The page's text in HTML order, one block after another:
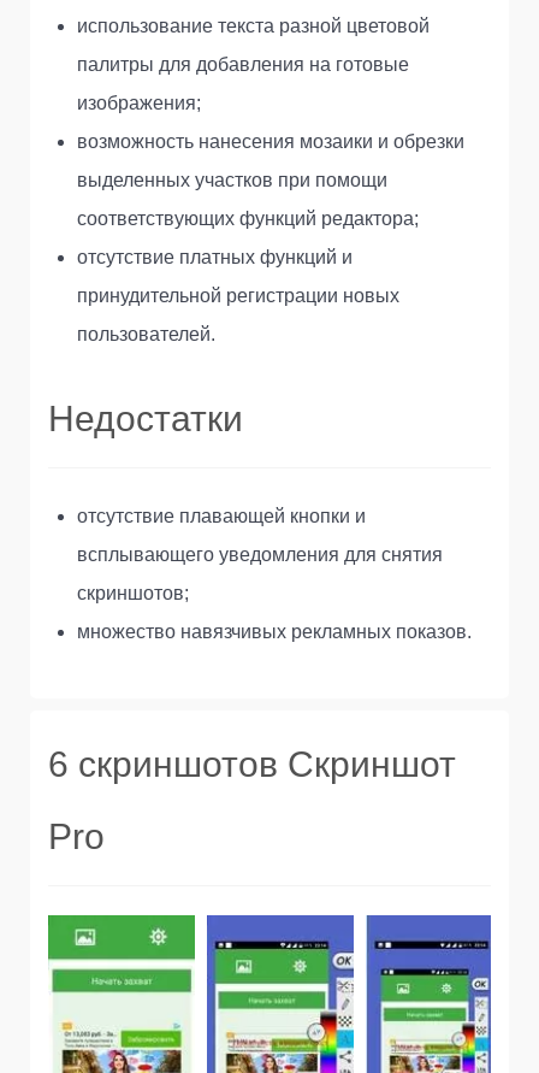
использование текста разной цветовой
палитры для добавления на готовые
изображения;
возможность нанесения мозаики и обрезки
выделенных участков при помощи
соответствующих функций редактора;
отсутствие платных функций и
принудительной регистрации новых
пользователей.
Недостатки
отсутствие плавающей кнопки и
всплывающего уведомления для снятия
скриншотов;
множество навязчивых рекламных показов.
6 скриншотов Скриншот
Pro